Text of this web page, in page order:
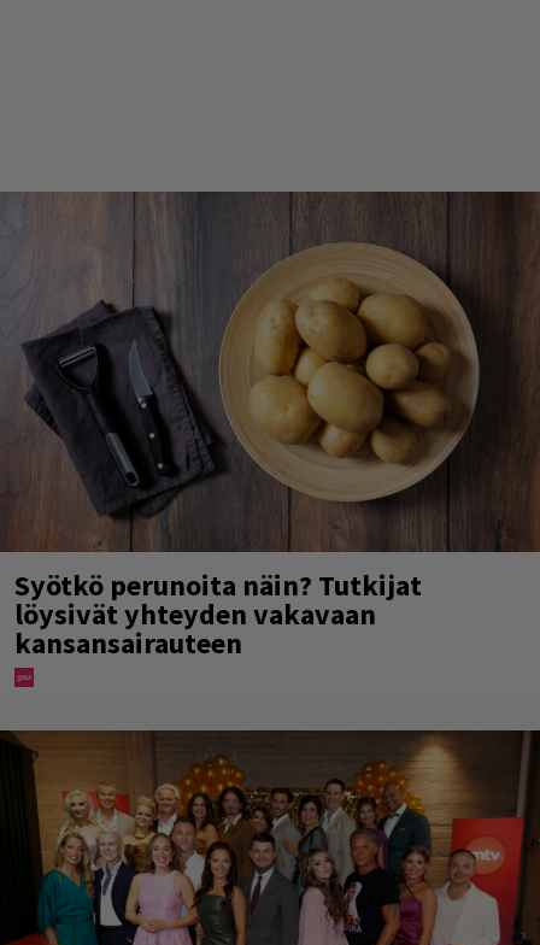
Syötkö perunoita näin? Tutkijat
löysivät yhteyden vakavaan
kansansairauteen